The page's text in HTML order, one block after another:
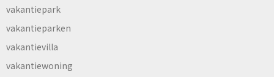
vakantiepark
vakantieparken
vakantievilla
vakantiewoning